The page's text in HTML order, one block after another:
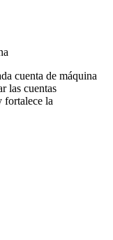
cuenta de máquina
las cuentas
fortalece la